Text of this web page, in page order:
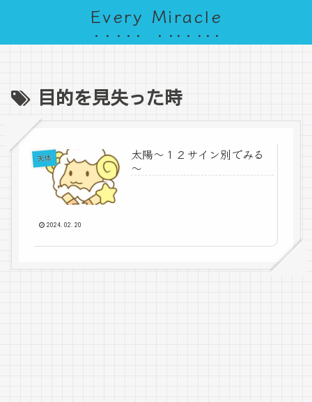
Every Miracle
目的を見失った時
天体
太陽～１２サイン別でみる
～
2024.02.20